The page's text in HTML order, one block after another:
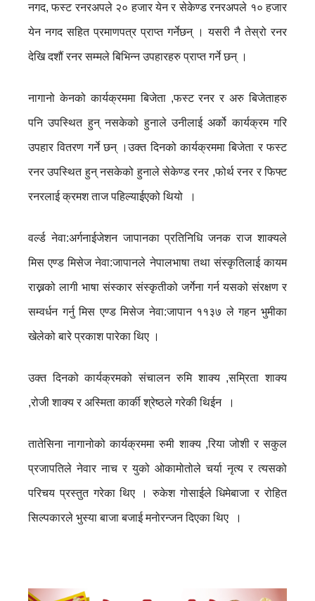
नगद, फस्ट रनरअपले २० हजार येन र सेकेण्ड रनरअपले १० हजार
येन नगद सहित प्रमाणपत्र प्राप्त गर्नेछन् । यसरी नै तेस्रो रनर
देखि दशौं रनर सम्मले बिभिन्न उपहारहरु प्राप्त गर्ने छन् ।
नागानो केनको कार्यक्रममा बिजेता ,फस्ट रनर र अरु बिजेताहरु
पनि उपस्थित हुन् नसकेको हुनाले उनीलाई अर्को कार्यक्रम गरि
उपहार वितरण गर्ने छन् ।उक्त दिनको कार्यक्रममा बिजेता र फस्ट
रनर उपस्थित हुन् नसकेको हुनाले सेकेण्ड रनर ,फोर्थ रनर र फिफ्ट
रनरलाई क्रमश ताज पहिल्याईएको थियो ।
वर्ल्ड नेवा:अर्गनाईजेशन जापानका प्रतिनिधि जनक राज शाक्यले
मिस एण्ड मिसेज नेवा:जापानले नेपालभाषा तथा संस्कृतिलाई कायम
राख्नको लागी भाषा संस्कार संस्कृतीको जर्गेना गर्न यसको संरक्षण र
सम्वर्धन गर्नु मिस एण्ड मिसेज नेवा:जापान ११३७ ले गहन भुमीका
खेलेको बारे प्रकाश पारेका थिए ।
उक्त दिनको कार्यक्रमको संचालन रुमि शाक्य ,सम्रिता शाक्य
,रोजी शाक्य र अस्मिता कार्की श्रेष्ठले गरेकी थिईन ।
तातेसिना नागानोको कार्यक्रममा रुमी शाक्य ,रिया जोशी र सकुल
प्रजापतिले नेवार नाच र युको ओकामोतोले चर्या नृत्य र त्यसको
परिचय प्रस्तुत गरेका थिए । रुकेश गोसाईले धिमेबाजा र रोहित
सिल्पकारले भुस्या बाजा बजाई मनोरन्जन दिएका थिए ।